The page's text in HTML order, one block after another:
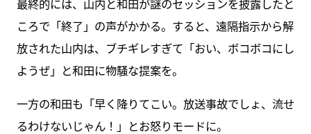
最終的には、山内と和田が謎のセッションを披露したと
ころで「終了」の声がかかる。すると、遠隔指示から解
放された山内は、ブチギレすぎて「おい、ボコボコにし
ようぜ」と和田に物騒な提案を。
一方の和田も「早く降りてこい。放送事故でしょ、流せ
るわけないじゃん！」とお怒りモードに。